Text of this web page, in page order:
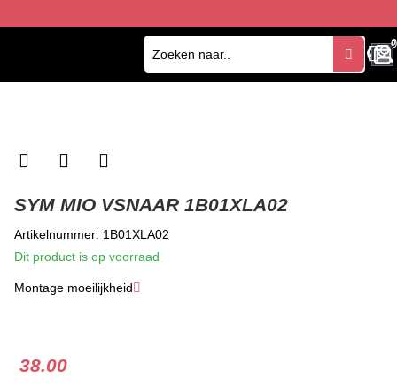
0
0
SYM MIO VSNAAR 1B01XLA02
Artikelnummer: 1B01XLA02
Dit product is op voorraad
Montage moeilijkheid
★ ★
38.00